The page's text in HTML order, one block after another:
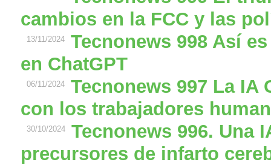
cambios en la FCC y las
13/11/2024
Tecnonews 998 Así
en ChatGPT
06/11/2024
Tecnonews 997 La IA
con los trabajadores
30/10/2024
Tecnonews 996. Una
precursores de infarto